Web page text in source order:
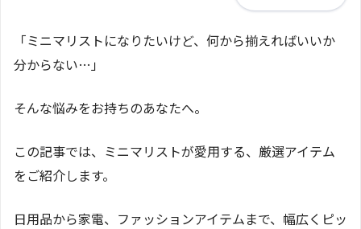
「ミニマリストになりたいけど、何から揃えればいいか
分からない…」
そんな悩みをお持ちのあなたへ。
この記事では、ミニマリストが愛用する、厳選アイテム
をご紹介します。
日用品から家電、ファッションアイテムまで、幅広くピッ